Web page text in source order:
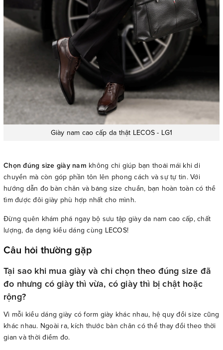
Giày nam cao cấp da thật LECOS - LG1
Chọn đúng size giày nam không chỉ giúp bạn thoải mái khi di
chuyển mà còn góp phần tôn lên phong cách và sự tự tin. Với
hướng dẫn đo bàn chân và bảng size chuẩn, bạn hoàn toàn có thể
tìm được đôi giày phù hợp nhất cho mình.
Đừng quên khám phá ngay bộ sưu tập giày da nam cao cấp, chất
lượng, đa dạng kiểu dáng cùng LECOS!
Câu hỏi thường gặp
Tại sao khi mua giày và chỉ chọn theo đúng size đã
đo nhưng có giày thì vừa, có giày thì bị chật hoặc
rộng?
Vì mỗi kiểu dáng giày có form giày khác nhau, hệ quy đổi size cũng
khác nhau. Ngoài ra, kích thước bàn chân có thể thay đổi theo thời
gian và thời điểm đo.